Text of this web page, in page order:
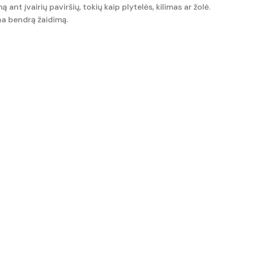
įvairių paviršių, tokių kaip plytelės, kilimas ar žolė.
bendrą žaidimą.